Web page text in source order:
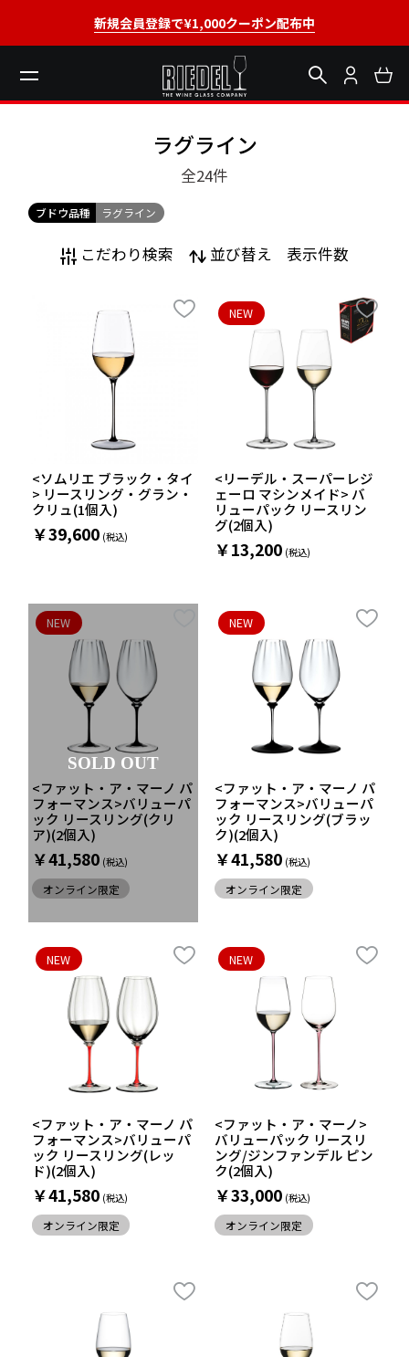
新規会員登録で¥1,000クーポン配布中
ラグライン
全24件
ブドウ品種 ラグライン
こだわり検索 並び替え 表示件数
<ソムリエ ブラック・タイ
> リースリング・グラン・
クリュ(1個入)
￥39,600
<リーデル・スーパーレジ
ェーロ マシンメイド> バ
リューパック リースリン
グ(2個入)
￥13,200
NEW
<ファット・ア・マーノ パ
フォーマンス>バリューパ
ック リースリング(クリ
ア)(2個入)
￥41,580
NEW
オンライン限定
SOLD OUT
<ファット・ア・マーノ パ
フォーマンス>バリューパ
ック リースリング(ブラッ
ク)(2個入)
￥41,580
NEW
オンライン限定
<ファット・ア・マーノ パ
フォーマンス>バリューパ
ック リースリング(レッ
ド)(2個入)
￥41,580
NEW
オンライン限定
<ファット・ア・マーノ>
バリューパック リースリ
ング/ジンファンデル ピン
ク(2個入)
￥33,000
NEW
オンライン限定